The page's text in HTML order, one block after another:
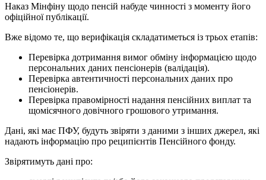
Наказ Мінфіну щодо пенсій набуде чинності з моменту його
офіційної публікації.
Вже відомо те, що верифікація складатиметься із трьох етапів:
Перевірка дотримання вимог обміну інформацією щодо
персональних даних пенсіонерів (валідація).
Перевірка автентичності персональних даних про
пенсіонерів.
Перевірка правомірності надання пенсійних виплат та
щомісячного довічного грошового утримання.
Дані, які має ПФУ, будуть звіряти з даними з інших джерел, які
надають інформацію про реципієнтів Пенсійного фонду.
Звірятимуть дані про: